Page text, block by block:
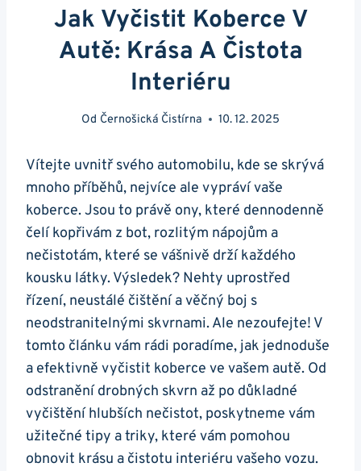
Jak Vyčistit Koberce V
Autě: Krása A Čistota
Interiéru
Od Černošická Čistírna 10. 12. 2025
Vítejte uvnitř⁤ svého automobilu, ​kde se ⁣skrývá
mnoho ​příběhů, nejvíce ale vypráví ⁢vaše
koberce. Jsou to ‌právě ony, které dennodenně
čelí kopřivám ‍z‍ bot, rozlitým ⁣nápojům a
‌nečistotám, které se vášnivě drží každého
‍kousku ‌látky. Výsledek? Nehty uprostřed‌
řízení, neustálé čištění a věčný boj s
neodstranitelnými ​skvrnami. Ale nezoufejte! ‌V
tomto článku ‍vám rádi poradíme, jak​ jednoduše
a ‌efektivně vyčistit ‌koberce ve ⁣vašem‍ autě. Od⁤
odstranění drobných​ skvrn až po ‍důkladné
vyčištění hlubších nečistot, poskytneme vám
‍užitečné⁢ tipy a ​triky, které vám pomohou
obnovit krásu a čistotu​ interiéru vašeho ‌vozu.